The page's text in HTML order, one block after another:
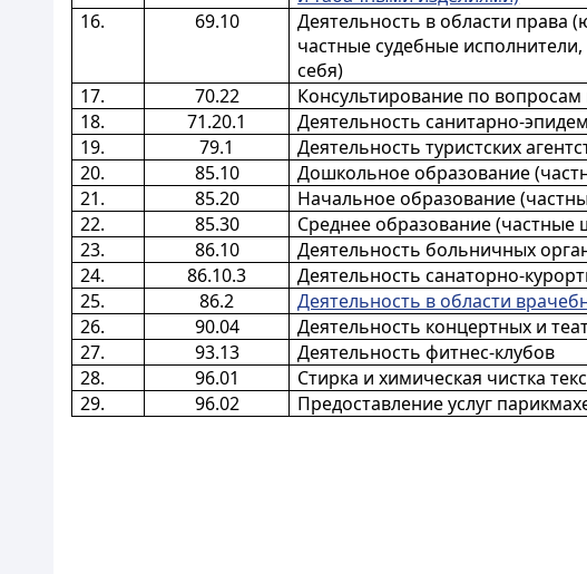
16.
69.10
Деятельность в области права
частные судебные
себя)
17.
70.22
Консультирование по
18.
71.20.1
Деятельность санитарно-
19.
79.1
Деятельность туристских
20.
85.10
Дошкольное образование
21.
85.20
Начальное образование
22.
85.30
Среднее образование
23.
86.10
Деятельность больничных
24.
86.10.3
Деятельность санаторно-
25.
86.2
Деятельность в области
26.
90.04
Деятельность концертных и
27.
93.13
Деятельность фитнес-клубов
28.
96.01
Стирка и химическая чистка
29.
96.02 Предоставление услуг